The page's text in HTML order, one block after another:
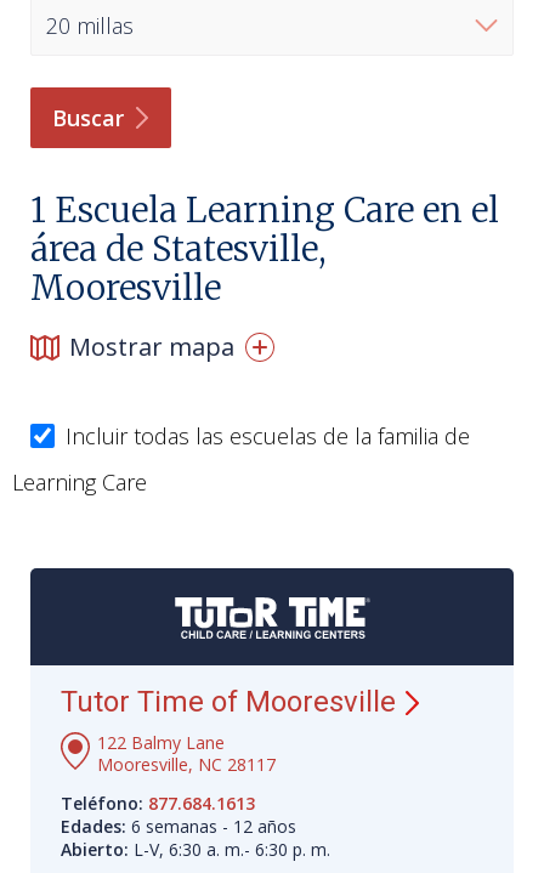
Buscar
1 Escuela Learning Care en el
área de Statesville,
Mooresville
Mostrar mapa
Incluir todas las escuelas de la familia de
Learning Care
Tutor Time of Mooresville
122 Balmy Lane
Mooresville, NC 28117
Teléfono: 877.684.1613
Edades: 6 semanas - 12 años
Abierto: L-V, 6:30 a. m.- 6:30 p. m.